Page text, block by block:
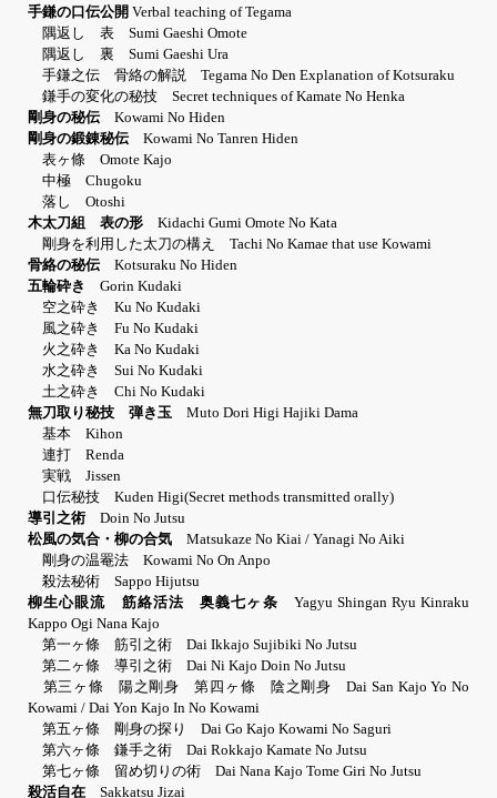
手鎌の口伝公開 Verbal teaching of Tegama
隅返し 表 Sumi Gaeshi Omote
隅返し 裏 Sumi Gaeshi Ura
手鎌之伝 骨絡の解説 Tegama No Den Explanation of Kotsuraku
鎌手の変化の秘技 Secret techniques of Kamate No Henka
剛身の秘伝Kowami No Hiden
剛身の鍛錬秘伝Kowami No Tanren Hiden
表ヶ條 Omote Kajo
中極 Chugoku
落し Otoshi
木太刀組 表の形 Kidachi Gumi Omote No Kata
剛身を利用した太刀の構え Tachi No Kamae that use Kowami
骨絡の秘伝Kotsuraku No Hiden
五輪砕き
Gorin Kudaki
空之砕き Ku No Kudaki
風之砕き Fu No Kudaki
火之砕き Ka No Kudaki
水之砕き Sui No Kudaki
土之砕き Chi No Kudaki
無刀取り秘技 弾き玉 Muto Dori Higi Hajiki Dama
基本 Kihon
連打 Renda
実戦 Jissen
口伝秘技 Kuden Higi(Secret methods transmitted orally)
導引之術 Doin No Jutsu
松風の気合・柳の合気 Matsukaze No Kiai / Yanagi No Aiki
剛身の温罨法 Kowami No On Anpo
殺法秘術 Sappo Hijutsu
柳生心眼流 筋絡活法 奥義七ヶ条 Yagyu Shingan Ryu Kinraku
Kappo Ogi Nana Kajo
第一ヶ條 筋引之術 Dai Ikkajo Sujibiki No Jutsu
第二ヶ條 導引之術 Dai Ni Kajo Doin No Jutsu
第三ヶ條 陽之剛身 第四ヶ條 陰之剛身 Dai San Kajo Yo No
Kowami / Dai Yon Kajo In No Kowami
第五ヶ條 剛身の探り Dai Go Kajo Kowami No Saguri
第六ヶ條 鎌手之術 Dai Rokkajo Kamate No Jutsu
第七ヶ條 留め切りの術 Dai Nana Kajo Tome Giri No Jutsu
殺活自在 Sakkatsu Jizai